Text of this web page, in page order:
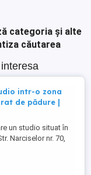
categoria și alte
căutarea
intr-o zona
de pădure |
un studio situat în
Narciselor nr. 70,
2015, amplasat
înconjurată de
una dintre cele